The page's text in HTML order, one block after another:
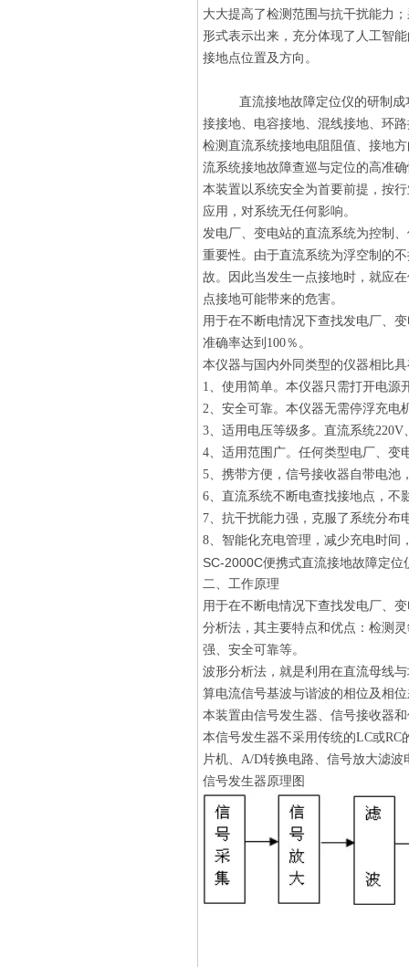
大大提高了检测范围与抗干扰能力
形式表示出来，充分体现了人工智
接地点位置及方向。
直流接地故障定位仪的研制成
接接地、电容接地、混线接地、环
检测直流系统接地电阻阻值、接地
流系统接地故障查巡与定位的高准
本装置以系统安全为首要前提，按
应用，对系统无任何影响。
发电厂、变电站的直流系统为控制
重要性。由于直流系统为浮空制的
故。因此当发生一点接地时，就应
点接地可能带来的危害。
用于在不断电情况下查找发电厂、
准确率达到100％。
本仪器与国内外同类型的仪器相比
1、使用简单。本仪器只需打开电源
2、安全可靠。本仪器无需停浮充电
3、适用电压等级多。直流系统
4、适用范围广。任何类型电厂、变
5、携带方便，信号接收器自带电池
6、直流系统不断电查找接地点，不
7、抗干扰能力强，克服了系统分布
8、智能化充电管理，减少充电时间
SC-2000C便携式直流接地故障定位
二、工作原理
用于在不断电情况下查找发电厂、
分析法，其主要特点和优点：检测
强、安全可靠等。
波形分析法，就是利用在直流母线
算电流信号基波与谐波的相位及相
本装置由信号发生器、信号接收器
本信号发生器不采用传统的LC或
片机、A/D转换电路、信号放大滤
信号发生器原理图